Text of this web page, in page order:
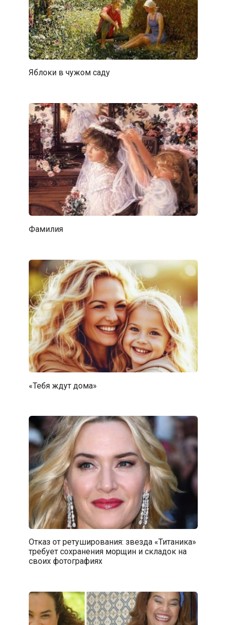
Яблоки в чужом саду
Фамилия
«Тебя ждут дома»
Отказ от ретуширования: звезда «Титаника»
требует сохранения морщин и складок на
своих фотографиях